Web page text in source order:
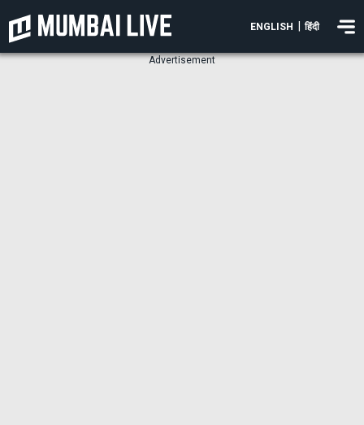
ENGLISH हिंदी
Advertisement